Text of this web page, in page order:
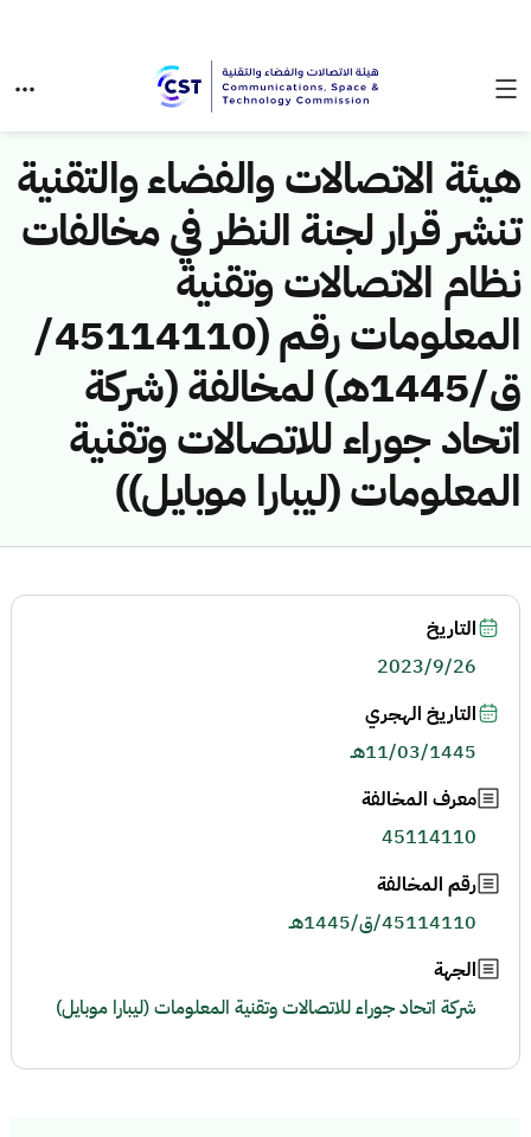
هيئة الاتصالات والفضاء والتقنية
تنشر قرار لجنة النظر في مخالفات
نظام الاتصالات وتقنية
المعلومات رقم (45114110/
ق/1445هـ) لمخالفة (شركة
اتحاد جوراء للاتصالات وتقنية
المعلومات (ليبارا موبايل))
التاريخ
2023/9/26
التاريخ الهجري
11/03/1445هـ
معرف المخالفة
45114110
رقم المخالفة
45114110/ق/1445هـ
الجهة
شركة اتحاد جوراء للاتصالات وتقنية المعلومات (ليبارا موبايل)